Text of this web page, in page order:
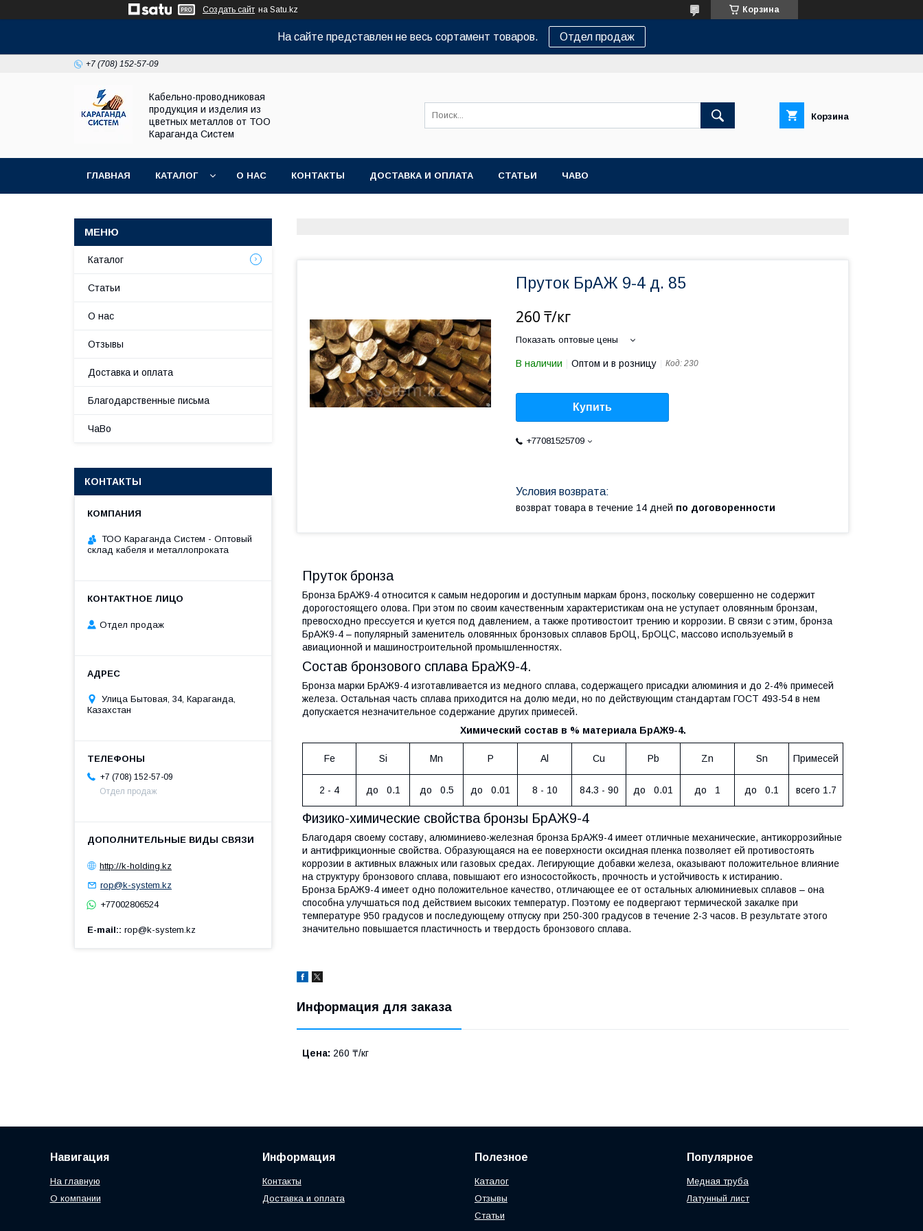
Создать сайт на Satu.kz Корзина
На сайте представлен не весь сортамент товаров. Отдел продаж
+7 (708) 152-57-09
Кабельно-проводниковая
продукция и изделия из
цветных металлов от ТОО
Караганда Систем
Корзина
ГЛАВНАЯ КАТАЛОГ О НАС КОНТАКТЫ ДОСТАВКА И ОПЛАТА СТАТЬИ ЧАВО
Пруток БрАЖ 9-4 д. 85
260 ₸/кг
Показать оптовые цены
В наличии Оптом и в розницу Код: 230
Купить
+77081525709
возврат товара в течение 14 дней по договоренности
Пруток бронза
Бронза БрАЖ9-4 относится к самым недорогим и доступным маркам бронз, поскольку совершенно не содержит
дорогостоящего олова. При этом по своим качественным характеристикам она не уступает оловянным бронзам,
превосходно прессуется и куется под давлением, а также противостоит трению и коррозии. В связи с этим, бронза
БрАЖ9-4 – популярный заменитель оловянных бронзовых сплавов БрОЦ, БрОЦС, массово используемый в
авиационной и машиностроительной промышленностях.
Состав бронзового сплава БраЖ9-4.
Бронза марки БрАЖ9-4 изготавливается из медного сплава, содержащего присадки алюминия и до 2-4% примесей
железа. Остальная часть сплава приходится на долю меди, но по действующим стандартам ГОСТ 493-54 в нем
допускается незначительное содержание других примесей.
Химический состав в % материала БрАЖ9-4.
Fe Si Mn P Al Cu Pb Zn Sn Примесей
2 - 4 до 0.1 до 0.5 до 0.01 8 - 10 84.3 - 90 до 0.01 до 1 до 0.1 всего 1.7
Физико-химические свойства бронзы БрАЖ9-4
Благодаря своему составу, алюминиево-железная бронза БрАЖ9-4 имеет отличные механические, антикоррозийные
и антифрикционные свойства. Образующаяся на ее поверхности оксидная пленка позволяет ей противостоять
коррозии в активных влажных или газовых средах. Легирующие добавки железа, оказывают положительное влияние
на структуру бронзового сплава, повышают его износостойкость, прочность и устойчивость к истиранию.
Бронза БрАЖ9-4 имеет одно положительное качество, отличающее ее от остальных алюминиевых сплавов – она
способна улучшаться под действием высоких температур. Поэтому ее подвергают термической закалке при
температуре 950 градусов и последующему отпуску при 250-300 градусов в течение 2-3 часов. В результате этого
значительно повышается пластичность и твердость бронзового сплава.
Информация для заказа
Цена: 260 ₸/кг
Каталог
Статьи
О нас
Отзывы
Доставка и оплата
Благодарственные письма
ЧаВо
КОНТАКТЫ
ТОО Караганда Систем - Оптовый
склад кабеля и металлопроката
Отдел продаж
Улица Бытовая, 34, Караганда,
Казахстан
+7 (708) 152-57-09
Отдел продаж
http://k-holding.kz
rop@k-system.kz
+77002806524
E-mail: rop@k-system.kz
Навигация
На главную
О компании
Информация
Контакты
Доставка и оплата
Полезное
Каталог
Отзывы
Статьи
Популярное
Медная труба
Латунный лист